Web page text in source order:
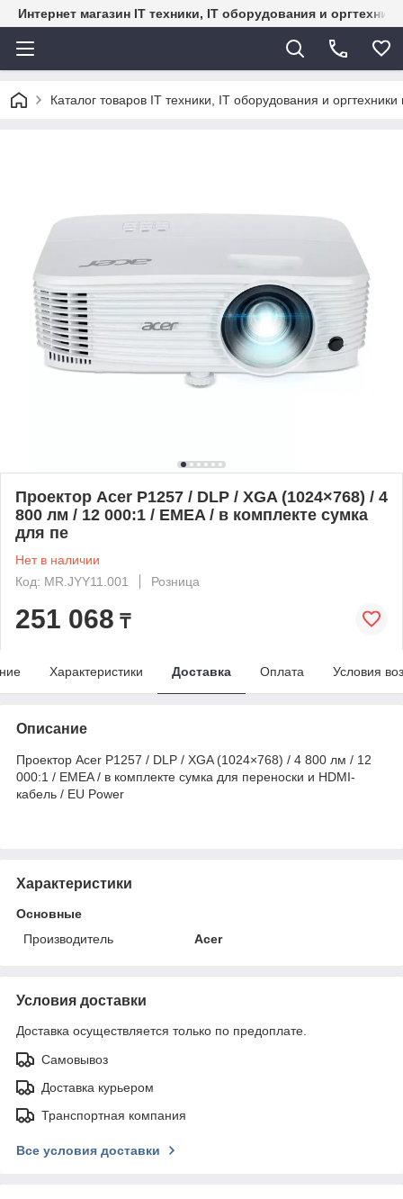
Интернет магазин IT техники, IT оборудования и
Каталог товаров IT техники, IT оборудования и
Проектор Acer P1257 / DLP / XGA (1024×768) / 4
800 лм / 12 000:1 / EMEA / в комплекте сумка
для пе
Нет в наличии
Код: MR.JYY11.001
Розница
251 068 ₸
Характеристики Доставка Оплата Условия
Описание
Проектор Acer P1257 / DLP / XGA (1024×768) / 4 800 лм / 12
000:1 / EMEA / в комплекте сумка для переноски и HDMI-
кабель / EU Power
Характеристики
Основные
Производитель
Acer
Условия доставки
Доставка осуществляется только по предоплате.
Самовывоз
Доставка курьером
Транспортная компания
Все условия доставки